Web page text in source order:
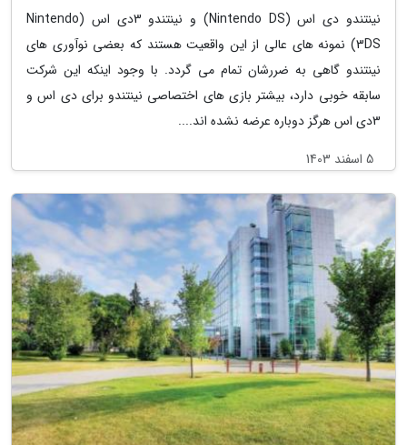
نینتندو دی اس (Nintendo DS) و نینتندو 3دی اس (Nintendo
3DS) نمونه های عالی از این واقعیت هستند که بعضی نوآوری های
نینتندو گاهی به ضررشان تمام می گردد. با وجود اینکه این شرکت
سابقه خوبی دارد، بیشتر بازی های اختصاصی نینتندو برای دی اس و
3دی اس هرگز دوباره عرضه نشده اند....
5 اسفند 1403